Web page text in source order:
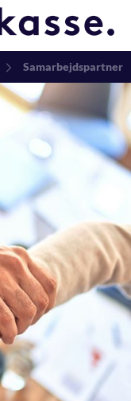
Samarbejdspartner